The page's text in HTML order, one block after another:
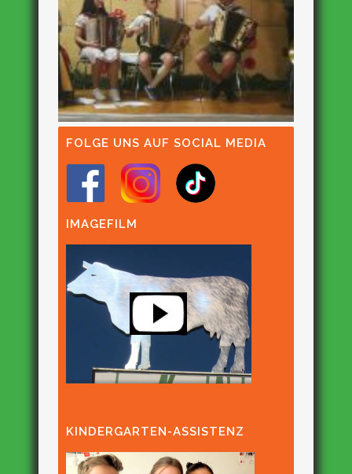
FOLGE UNS AUF SOCIAL MEDIA
IMAGEFILM
KINDERGARTEN-ASSISTENZ